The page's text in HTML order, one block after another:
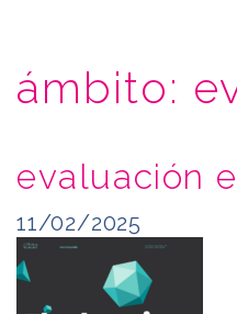
ámbito:
evaluación
11/02/2025